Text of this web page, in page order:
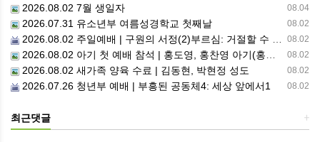
08.04
2026.08.02 7월 생일자
08.02
2026.07.31 유소년부 여름성경학교 첫째날
08.02
2026.08.02 주일예배 | 구원의 서정(2)부르심: 거절할 수 없는 은혜의 시작
08.02
2026.08.02 아기 첫 예배 참석 | 홍도영, 홍찬영 아기(홍석진, 임자현 집사 가정)
08.02
2026.08.02 새가족 양육 수료 | 김동현, 박현정 성도
08.02
2026.07.26 청년부 예배 | 부흥된 공동체4: 세상 앞에서1
+
최근댓글